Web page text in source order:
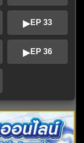
▶EP 33
▶EP 36